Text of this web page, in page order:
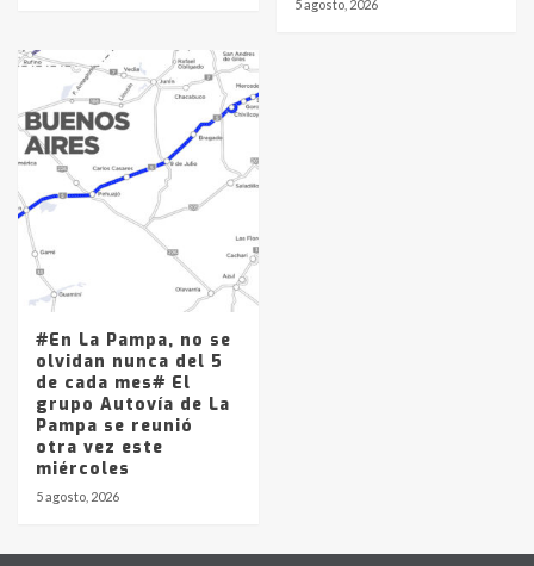
5 agosto, 2026
#En La Pampa, no se
olvidan nunca del 5
de cada mes# El
grupo Autovía de La
Pampa se reunió
otra vez este
miércoles
5 agosto, 2026